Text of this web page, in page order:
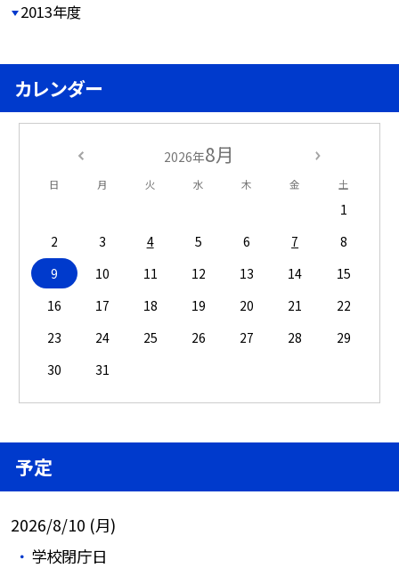
2013年度
カレンダー
2026年8月
日 月 火 水 木 金 土
1
2
3 4 5 6 7
8
9
10 11 12 13 14
15
16
17 18 19 20 21
22
23
24 25 26 27 28
29
30
31
予定
2026/8/10 (月)
学校閉庁日